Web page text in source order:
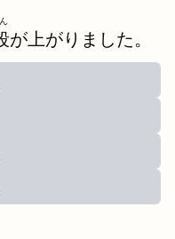
が上がりました。